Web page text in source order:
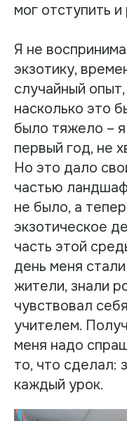
мог отступить
Я не
экзотику,
случайный
насколько это
было тяжело –
первый год, не
Но это дало
частью
не было, а
экзотическое
часть этой
день меня
жители, знали
чувствовал
учителем.
меня надо
то, что сделал:
каждый урок.